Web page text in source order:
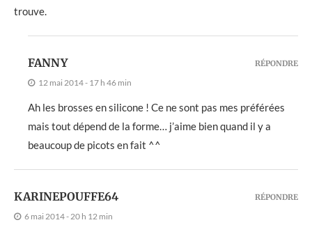
trouve.
FANNY
12 mai 2014 - 17 h 46 min
Ah les brosses en silicone ! Ce ne sont pas mes préférées
mais tout dépend de la forme… j’aime bien quand il y a
beaucoup de picots en fait ^^
RÉPONDRE
KARINEPOUFFE64
6 mai 2014 - 20 h 12 min
RÉPONDRE